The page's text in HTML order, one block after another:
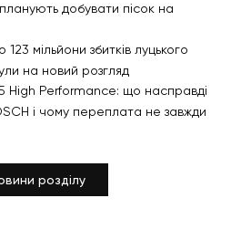
добувати пісок на
мільйони збитків луцького
на новий розгляд
High Performance: що насправді
і чому переплата не завжди
розділу